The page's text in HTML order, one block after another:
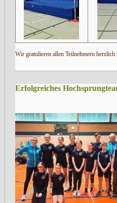
Wir gratulieren allen Teilnehmern
Erfolgreiches